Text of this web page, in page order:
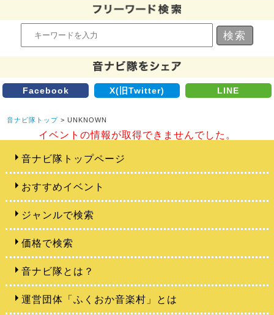
Facebook X(旧Twitter) LINE
音ナビ隊トップ > UNKNOWN
イベントの情報が取得できませんでした。
音ナビ隊トップページ
おすすめイベント
ジャンルで検索
価格で検索
音ナビ隊とは？
運営団体「ふくおか音楽村」とは